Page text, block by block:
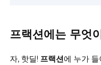
프랙션에는 무엇
자, 핫딜! 프랙션에 누가